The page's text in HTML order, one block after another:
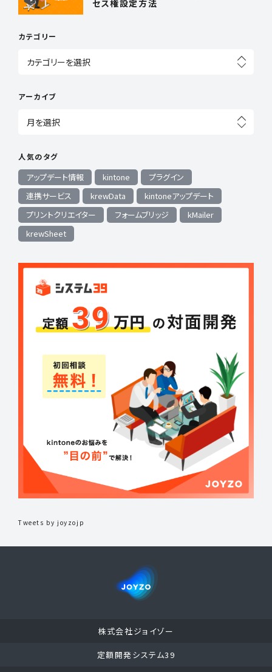
セス権設定方法
カテゴリー
アーカイブ
人気のタグ
アップデート情報 kintone
プラグイン
連携サービス
krewData
kintoneアップデート
プリントクリエイター
フォームブリッジ
kMailer
krewSheet
Tweets by joyzojp
株式会社ジョイゾー
定額開発システム39